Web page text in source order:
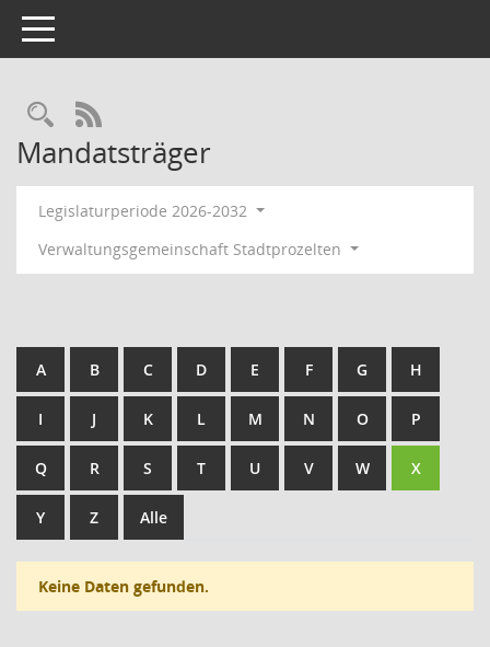
Toggle navigation
RSS-Feed
Mandatsträger
Legislaturperiode 2026-2032
Verwaltungsgemeinschaft Stadtprozelten
A B C D E F G H
I J K L M N O P
Q R S T U V W X
Y Z Alle
Keine Daten gefunden.